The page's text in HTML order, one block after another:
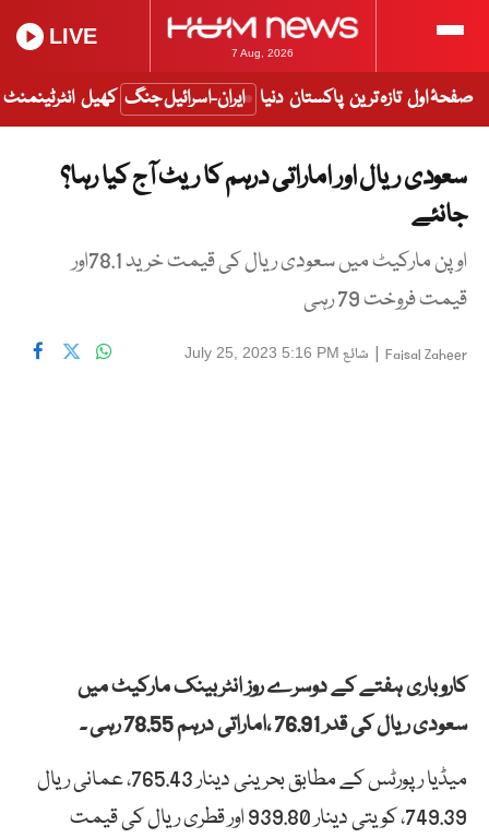
7 Aug, 2026
LIVE
صفحۂ اول تازہ ترین پاکستان دنیا ایران-اسرائیل جنگ کھیل انٹرٹینمنٹ
سعودی ریال اور اماراتی درہم کا ریٹ آج کیا رہا؟
جانئے
اوپن مارکیٹ میں سعودی ریال کی قیمت خرید 78.1اور
قیمت فروخت 79 رہی
Faisal Zaheer
| شائع July 25, 2023 5:16 PM
کاروباری ہفتے کے دوسرے روز انٹربینک مارکیٹ میں
سعودی ریال کی قدر 76.91 ،اماراتی درہم 78.55 رہی ۔
میڈیا رپورٹس کے مطابق بحرینی دینار 765.43، عمانی ریال
749.39، کویتی دینار 939.80 اور قطری ریال کی قیمت